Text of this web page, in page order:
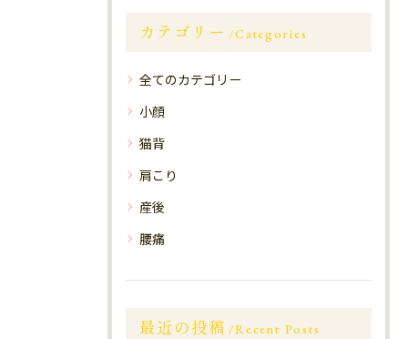
カテゴリー Categories
全てのカテゴリー
小顔
猫背
肩こり
産後
腰痛
最近の投稿 Recent Posts